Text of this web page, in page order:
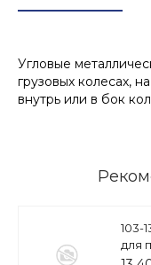
Угловые
грузовых колесах,
внутрь или в бок
103-
для